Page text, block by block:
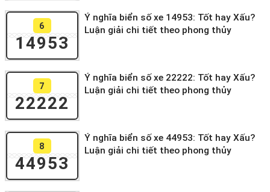
6
14953
Ý nghĩa biển số xe 14953: Tốt hay Xấu?
Luận giải chi tiết theo phong thủy
7
22222
Ý nghĩa biển số xe 22222: Tốt hay Xấu?
Luận giải chi tiết theo phong thủy
8
44953
Ý nghĩa biển số xe 44953: Tốt hay Xấu?
Luận giải chi tiết theo phong thủy